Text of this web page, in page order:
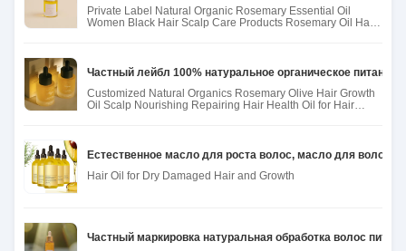
Private Label Natural Organic Rosemary Essential Oil
Women Black Hair Scalp Care Products Rosemary Oil Hair
Частный лейбл 100% натуральное органическое
Customized Natural Organics Rosemary Olive Hair Growth
Oil Scalp Nourishing Repairing Hair Health Oil for Hair
Естественное масло для роста волос, масло для волос,
Hair Oil for Dry Damaged Hair and Growth
Частный маркировка натуральная обработка волос